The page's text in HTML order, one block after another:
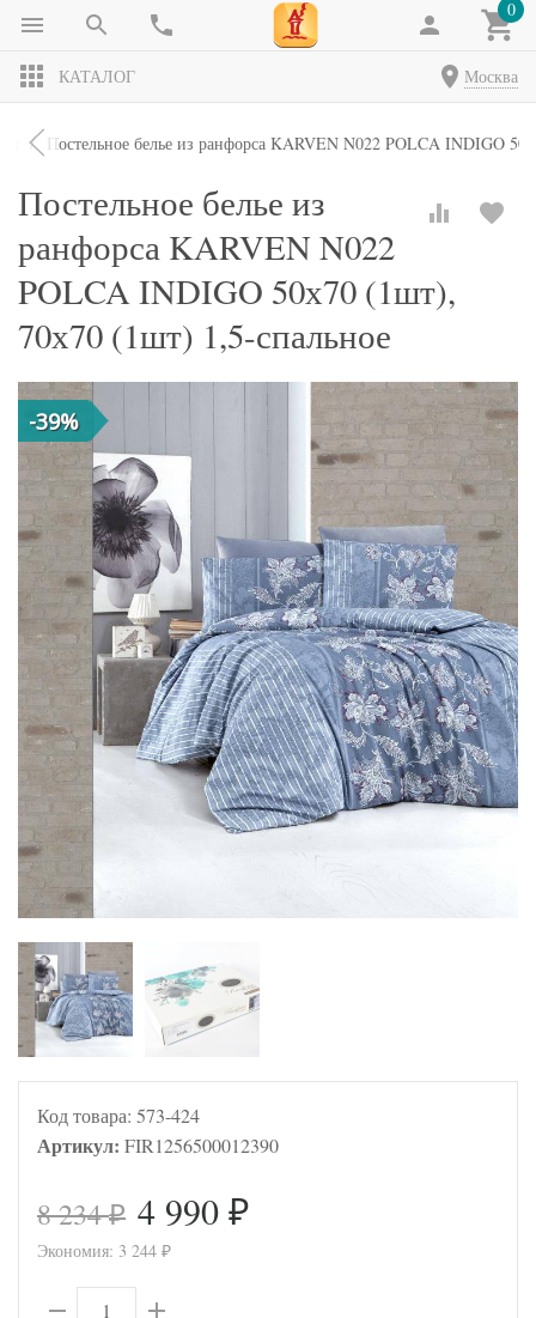
0
КАТАЛОГ Москва
Постельное белье из ранфорса KARVEN N022 POLCA INDIGO
Постельное белье из
ранфорса KARVEN N022
POLCA INDIGO 50х70 (1шт),
70х70 (1шт) 1,5-спальное
-39%
Код товара: 573-424
Артикул: FIR1256500012390
8 234₽ 4 990 ₽
Экономия: 3 244 ₽